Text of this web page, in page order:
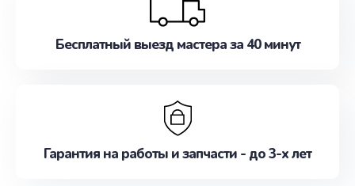
Бесплатный выезд мастера за 40 минут
Гарантия на работы и запчасти - до 3-х лет